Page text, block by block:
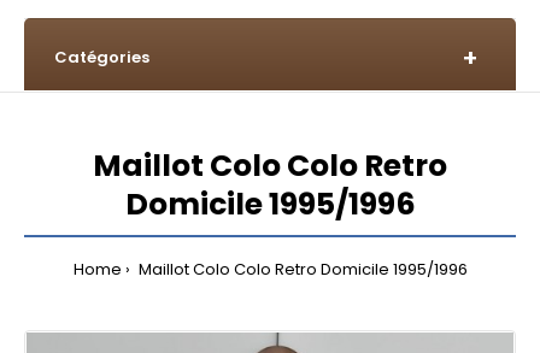
Catégories
Maillot Colo Colo Retro
Domicile 1995/1996
Home Maillot Colo Colo Retro Domicile 1995/1996